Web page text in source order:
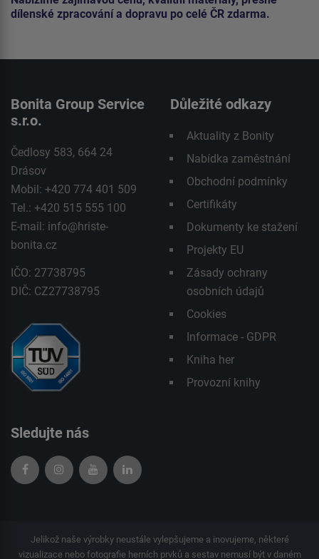
dílenské zpracování a dopravu po celé ČR zdarma.
Bonita Group Service
s.r.o.
Čedlosy 583, 664 24
Drásov
Mobil: +420 774 401 509
Tel.: +420 515 555 100
E-mail: info@hriste-
bonita.cz
IČO: 27738795
DIČ: CZ27738795
Důležité odkazy
Aktuality z Bonity
Nabídka zaměstnání
Obchodní podmínky
Certifikáty
Dokumenty ke stažení
Projekty EU
Zásady ochrany
osobních údajů
Cookies
Informace - GDPR
Kniha her
Provozní knihy
Sledujte nás
Jelikož naše výrobky neustále vylepšujeme a inovujeme, některé
vizualizace nebo fotografie herních prvků a sestav nemusí být v daném